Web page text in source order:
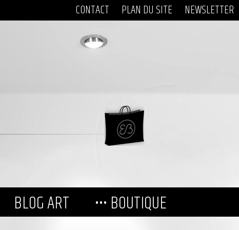
CONTACT PLAN DU SITE NEWSLETTER
BLOG ART ••• BOUTIQUE